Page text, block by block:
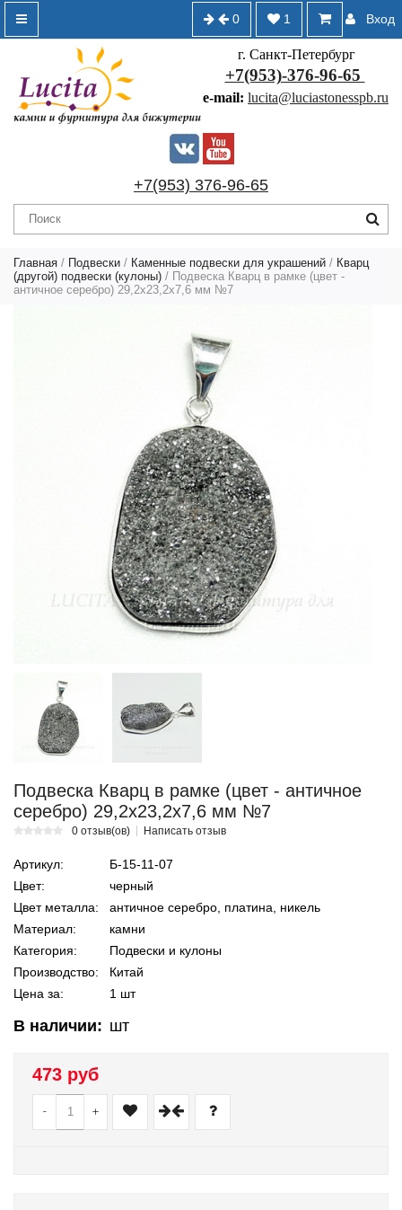
Вход
1
0
г. Санкт-Петербург
+7(953)-376-96-65
e-mail: lucita@luciastonesspb.ru
+7(953) 376-96-65
Главная / Подвески / Каменные подвески для украшений / Кварц
(другой) подвески (кулоны) / Подвеска Кварц в рамке (цвет -
античное серебро) 29,2х23,2х7,6 мм №7
Подвеска Кварц в рамке (цвет - античное
серебро) 29,2х23,2х7,6 мм №7
0 отзыв(ов) Написать отзыв
Артикул:
Б-15-11-07
Цвет:
черный
Цвет металла:
античное серебро, платина, никель
Материал:
камни
Категория:
Подвески и кулоны
Производство:
Китай
Цена за:
1 шт
В наличии: шт
473 руб
- +